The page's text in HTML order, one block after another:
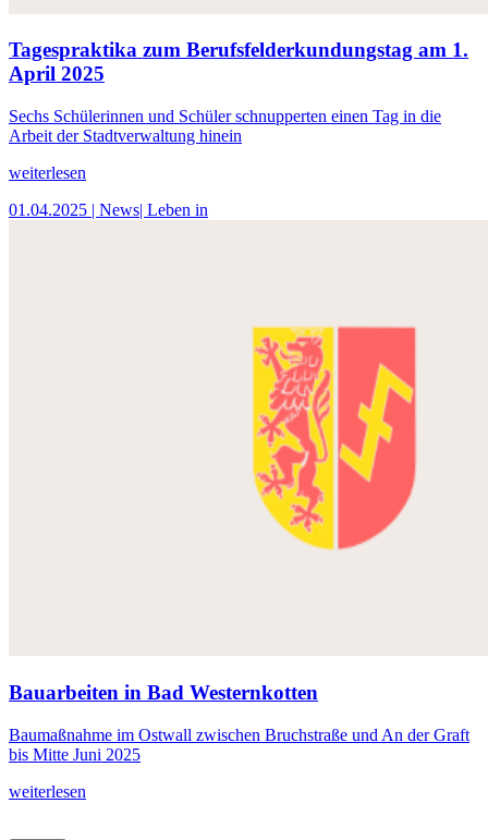
Tagespraktika zum Berufsfelderkundungstag am 1.
April 2025
Sechs Schülerinnen und Schüler schnupperten einen Tag in die
Arbeit der Stadtverwaltung hinein
weiterlesen
01.04.2025 | News| Leben in
Bauarbeiten in Bad Westernkotten
Baumaßnahme im Ostwall zwischen Bruchstraße und An der Graft
bis Mitte Juni 2025
weiterlesen